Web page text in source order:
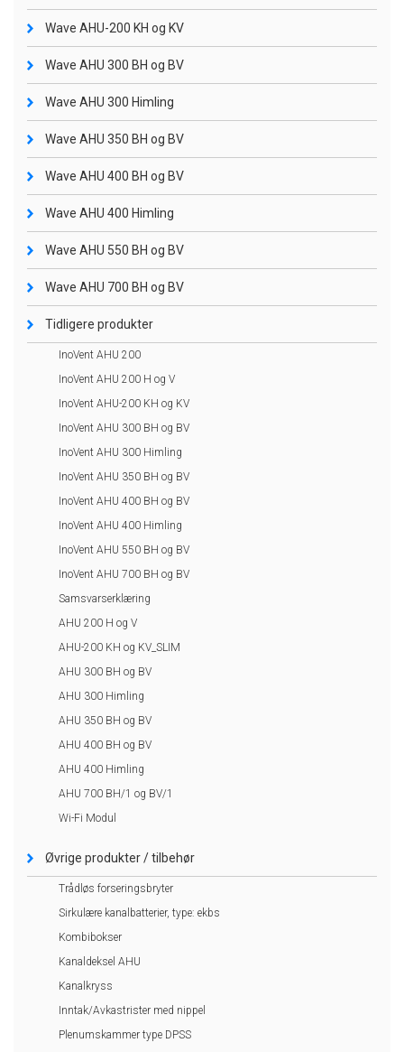
Wave AHU-200 KH og KV
Wave AHU 300 BH og BV
Wave AHU 300 Himling
Wave AHU 350 BH og BV
Wave AHU 400 BH og BV
Wave AHU 400 Himling
Wave AHU 550 BH og BV
Wave AHU 700 BH og BV
Tidligere produkter
InoVent AHU 200
InoVent AHU 200 H og V
InoVent AHU-200 KH og KV
InoVent AHU 300 BH og BV
InoVent AHU 300 Himling
InoVent AHU 350 BH og BV
InoVent AHU 400 BH og BV
InoVent AHU 400 Himling
InoVent AHU 550 BH og BV
InoVent AHU 700 BH og BV
Samsvarserklæring
AHU 200 H og V
AHU-200 KH og KV_SLIM
AHU 300 BH og BV
AHU 300 Himling
AHU 350 BH og BV
AHU 400 BH og BV
AHU 400 Himling
AHU 700 BH/1 og BV/1
Wi-Fi Modul
Øvrige produkter / tilbehør
Trådløs forseringsbryter
Sirkulære kanalbatterier, type: ekbs
Kombibokser
Kanaldeksel AHU
Kanalkryss
Inntak/Avkastrister med nippel
Plenumskammer type DPSS